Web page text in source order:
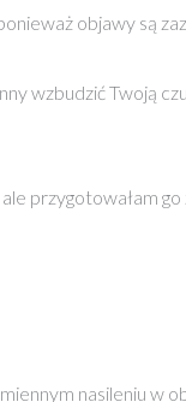
objawy są
wzbudzić Twoją
przygotowałam
nasileniu w